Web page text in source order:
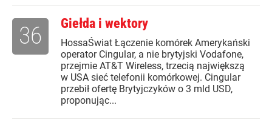
Giełda i wektory
HossaŚwiat Łączenie komórek Amerykański
operator Cingular, a nie brytyjski Vodafone,
przejmie AT&T Wireless, trzecią największą
w USA sieć telefonii komórkowej. Cingular
przebił ofertę Brytyjczyków o 3 mld USD,
proponując...
36